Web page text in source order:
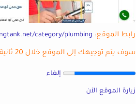
رابط الموقع: category/plumbing/
سوف يتم توجيهك إلى الموقع خلال 20 ثانية
إلغاء
زيارة الموقع الآن